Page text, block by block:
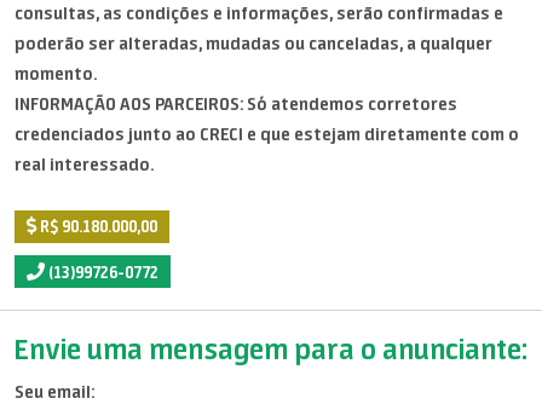
consultas, as condições e informações, serão confirmadas e
poderão ser alteradas, mudadas ou canceladas, a qualquer
momento.
INFORMAÇÃO AOS PARCEIROS: Só atendemos corretores
credenciados junto ao CRECI e que estejam diretamente com o
real interessado.
R$ 90.180.000,00
(13)99726-0772
Envie uma mensagem para o anunciante:
Seu email: